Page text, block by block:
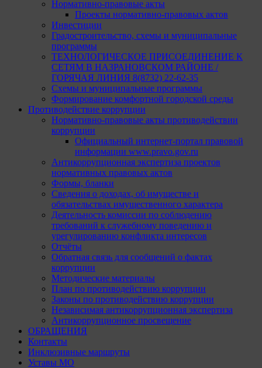
Нормативно-правовые акты
Проекты нормативно-правовых актов
Инвестиции
Градостроительство, схемы и муниципальные
программы
ТЕХНОЛОГИЧЕСКОЕ ПРИСОЕДИНЕНИЕ К
СЕТЯМ В НАЗРАНОВСКОМ РАЙОНЕ /
ГОРЯЧАЯ ЛИНИЯ 8(8732) 22-62-35
Схемы и муниципальные программы
Формирование комфортной городской среды
Противодействие коррупции
Нормативно-правовые акты противодействии
коррупции
Официальный интернет-портал правовой
информации www.pravo.gov.ru
Антикоррупционная экспертиза проектов
нормативных правовых актов
Формы, бланки
Сведения о доходах, об имуществе и
обязательствах имущественного характера
Деятельность комиссии по соблюдению
требований к служебному поведению и
урегулированию конфликта интересов
Отчёты
Обратная связь для сообщений о фактах
коррупции
Методические материалы
План по противодействию коррупции
Законы по противодействию коррупции
Независимая антикоррупционная экспертиза
Антикоррупционное просвещение
ОБРАЩЕНИЯ
Контакты
Инклюзивные маршруты
Уставы МО